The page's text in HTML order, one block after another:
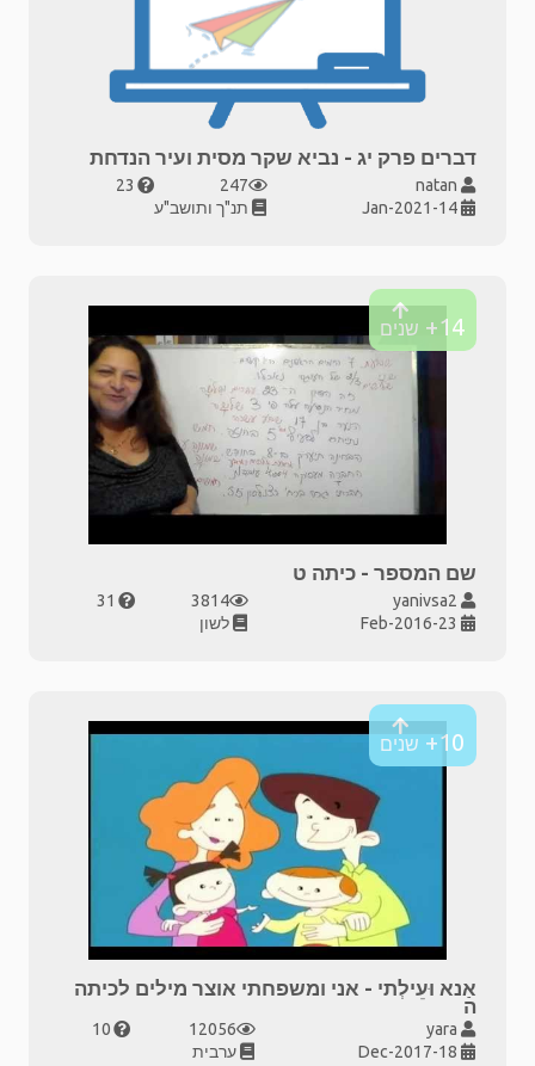
דברים פרק יג - נביא שקר מסית ועיר הנדחת
247
23
תנ"ך ותושב"ע
14+ שנים
שם המספר - כיתה ט
3814
31
לשון
10+ שנים
אַנא וּעֵילְתי - אני ומשפחתי אוצר מילים לכיתה
ה
12056
10
ערבית